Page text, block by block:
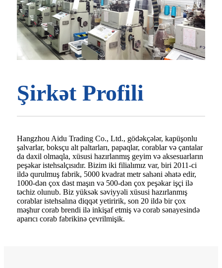
Şirkət Profili
Hangzhou Aidu Trading Co., Ltd., gödəkçələr, kapüşonlu
şalvarlar, boksçu alt paltarları, papaqlar, corablar və çantalar
da daxil olmaqla, xüsusi hazırlanmış geyim və aksesuarların
peşəkar istehsalçısıdır. Bizim iki filialımız var, biri 2011-ci
ildə qurulmuş fabrik, 5000 kvadrat metr sahəni əhatə edir,
1000-dən çox dəst maşın və 500-dən çox peşəkar işçi ilə
təchiz olunub. Biz yüksək səviyyəli xüsusi hazırlanmış
corablar istehsalına diqqət yetiririk, son 20 ildə bir çox
məşhur corab brendi ilə inkişaf etmiş və corab sənayesində
aparıcı corab fabrikinə çevrilmişik.